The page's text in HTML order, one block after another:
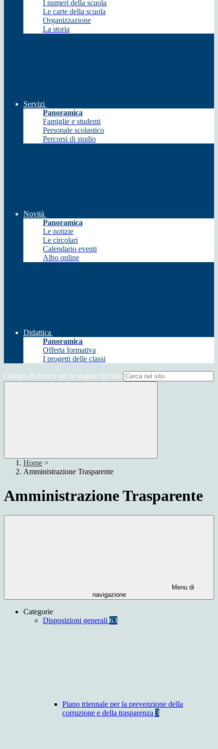
I numeri della scuola
Le carte della scuola
Organizzazione
La storia
Servizi
Panoramica
Famiglie e studenti
Personale scolastico
Percorsi di studio
Novità
Panoramica
Le notizie
Le circolari
Calendario eventi
Albo online
Didattica
Panoramica
Offerta formativa
I progetti delle classi
Campo di ricerca per le pagine del sito
Home >
Amministrazione Trasparente
Amministrazione Trasparente
Menu di
navigazione
Categorie
Disposizioni generali 63
Piano triennale per la prevenzione della
corruzione e della trasparenza 3